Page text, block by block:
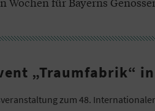
„Traumfabrik“
zum 48.